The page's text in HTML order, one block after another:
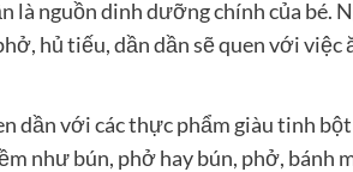
nguồn dinh dưỡng chính của bé.
hủ tiếu, dần dần sẽ quen với việc
dần với các thực phẩm giàu tinh
như bún, phở hay bún, phở, bánh